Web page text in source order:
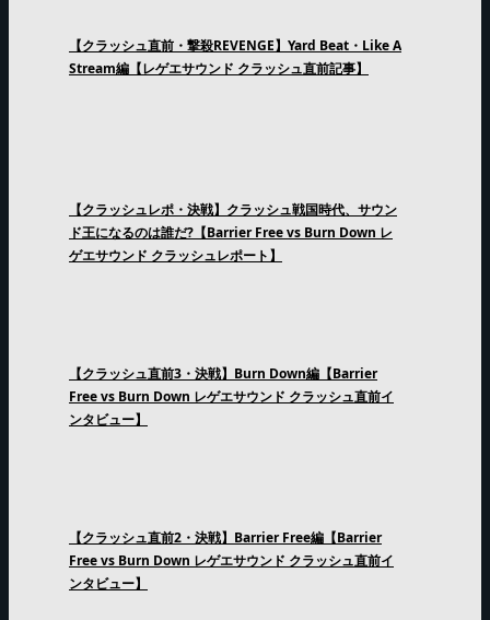
【クラッシュ直前・撃殺REVENGE】Yard Beat・Like A
Stream編【レゲエサウンド クラッシュ直前記事】
【クラッシュレポ・決戦】クラッシュ戦国時代、サウン
ド王になるのは誰だ?【Barrier Free vs Burn Down レ
ゲエサウンド クラッシュレポート】
【クラッシュ直前3・決戦】Burn Down編【Barrier
Free vs Burn Down レゲエサウンド クラッシュ直前イ
ンタビュー】
【クラッシュ直前2・決戦】Barrier Free編【Barrier
Free vs Burn Down レゲエサウンド クラッシュ直前イ
ンタビュー】